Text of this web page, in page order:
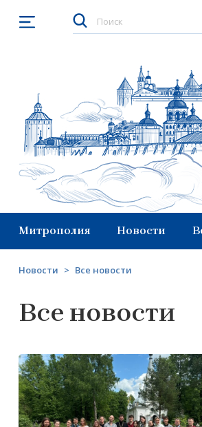
Открыть меню
Митрополия Новости
Новости > Все новости
Все новости